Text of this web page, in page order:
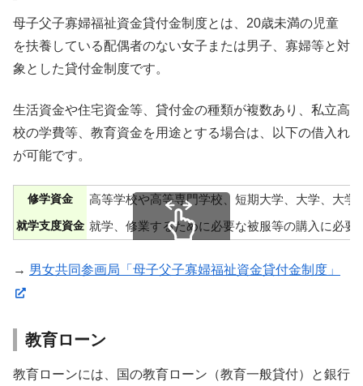
母子父子寡婦福祉資金貸付金制度とは、20歳未満の児童
を扶養している配偶者のない女子または男子、寡婦等と対
象とした貸付金制度です。
生活資金や住宅資金等、貸付金の種類が複数あり、私立高
校の学費等、教育資金を用途とする場合は、以下の借入れ
が可能です。
修学資金 高等学校や高等専門学校、短期大学、大学、大
就学支度資金 就学、修業するために必要な被服等の購入に必要
→ 男女共同参画局「母子父子寡婦福祉資金貸付金制度」
教育ローン
教育ローンには、国の教育ローン（教育一般貸付）と銀行